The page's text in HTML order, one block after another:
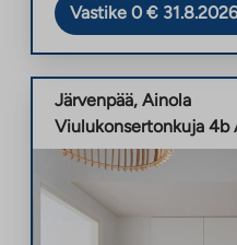
Vastike 0 €
Järvenpää, Ainola
Viulukonsertonkuja 4b